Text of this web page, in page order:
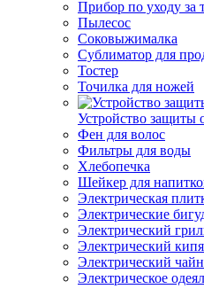
Прибор по уходу за
Пылесос
Соковыжималка
Сублиматор для
Тостер
Точилка для ножей
Устройство защиты
Фен для волос
Фильтры для воды
Хлебопечка
Шейкер для
Электрическая
Электрические
Электрический
Электрический
Электрический
Электрическое